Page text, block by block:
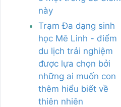
này
Trạm Đa dạng sinh
học Mê Linh - điểm
du lịch trải nghiệm
được lựa chọn bởi
những ai muốn con
thêm hiểu biết về
thiên nhiên